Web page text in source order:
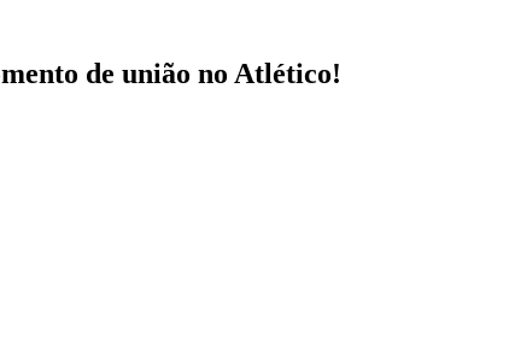
de união no Atlético!